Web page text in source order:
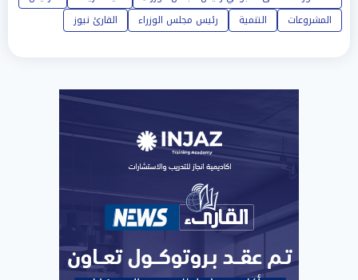
المشروعات
التنمية رئيس مجلس الوزراء القارئ نيوز